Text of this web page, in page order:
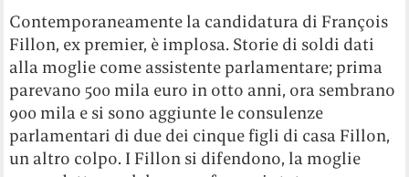
Contemporaneamente la candidatura di François
Fillon, ex premier, è implosa. Storie di soldi dati
alla moglie come assistente parlamentare; prima
parevano 500 mila euro in otto anni, ora sembrano
900 mila e si sono aggiunte le consulenze
parlamentari di due dei cinque figli di casa Fillon,
un altro colpo. I Fillon si difendono, la moglie